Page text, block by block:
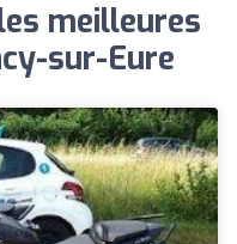
meilleures
sur-Eure